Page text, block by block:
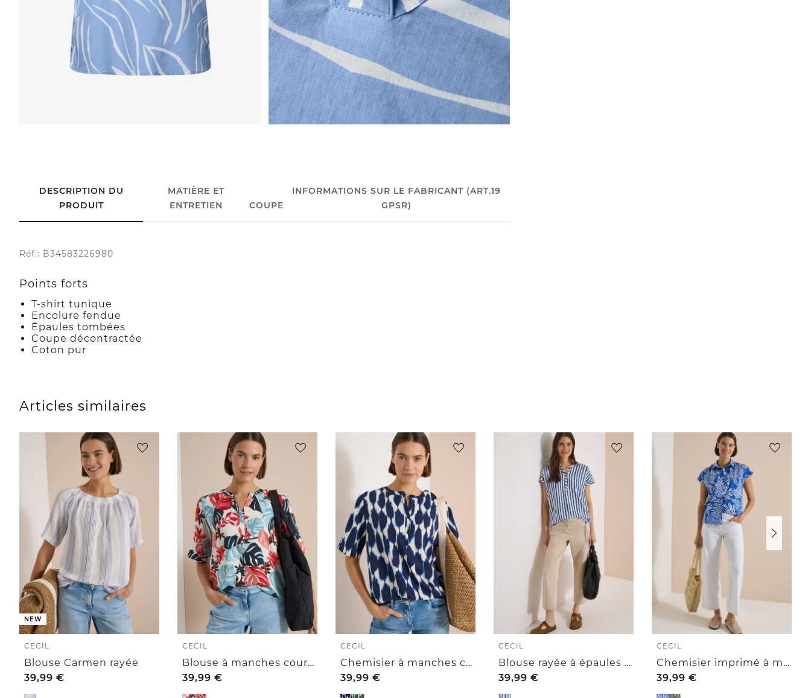
DESCRIPTION DU
PRODUIT
MATIÈRE ET
ENTRETIEN
COUPE
INFORMATIONS SUR LE FABRICANT (ART.19
GPSR)
Réf.: B34583226980
Points forts
T-shirt tunique
Encolure fendue
Épaules tombées
Coupe décontractée
Coton pur
Articles similaires
NEW
CECIL
Blouse Carmen rayée
39,99 €
CECIL
Blouse à manches courtes avec col fendu
39,99 €
CECIL
Chemisier à manches courtes, col rond et imprimé
39,99 €
CECIL
Blouse rayée à épaules tombantes
39,99 €
CECIL
Chemisier imprimé à manches courtes
39,99 €